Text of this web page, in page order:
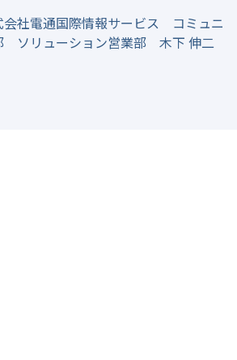
社電通国際情報サービス コミュニ
ソリューション営業部 木下 伸二